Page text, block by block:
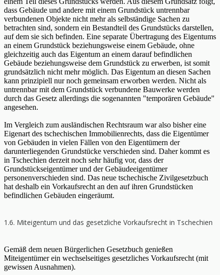
dass Gebäude und andere mit einem Grundstück untrennbar
verbundenen Objekte nicht mehr als selbständige Sachen zu
betrachten sind, sondern ein Bestandteil des Grundstücks darstellen,
auf dem sie sich befinden. Eine separate Übertragung des Eigentums
an einem Grundstück beziehungsweise einem Gebäude, ohne
gleichzeitig auch das Eigentum an einem darauf befindlichen
Gebäude beziehungsweise dem Grundstück zu erwerben, ist somit
grundsätzlich nicht mehr möglich. Das Eigentum an diesen Sachen
kann prinzipiell nur noch gemeinsam erworben werden. Nicht als
untrennbar mit dem Grundstück verbundene Bauwerke werden
durch das Gesetz allerdings die sogenannten "temporären Gebäude"
angesehen.
Im Vergleich zum ausländischen Rechtsraum war also bisher eine
Eigenart des tschechischen Immobilienrechts, dass die Eigentümer
von Gebäuden in vielen Fällen von den Eigentümern der
darunterliegenden Grundstücke verschieden sind. Daher kommt es
in Tschechien derzeit noch sehr häufig vor, dass der
Grundstückseigentümer und der Gebäudeeigentümer
personenverschieden sind. Das neue tschechische Zivilgesetzbuch
hat deshalb ein Vorkaufsrecht an den auf ihren Grundstücken
befindlichen Gebäuden eingeräumt.
1.6. Miteigentum und das gesetzliche Vorkaufsrecht in Tschechien
Gemäß dem neuen Bürgerlichen Gesetzbuch genießen
Miteigentümer ein wechselseitiges gesetzliches Vorkaufsrecht (mit
gewissen Ausnahmen).